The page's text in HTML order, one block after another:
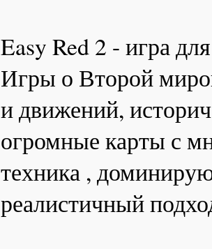
Easy Red 2 - игра
Игры о Второй
и движений,
огромные карты с
техника ,
реалистичный